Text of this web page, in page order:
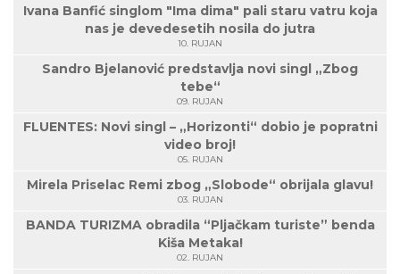
Ivana Banfić singlom "Ima dima" pali staru vatru koja
nas je devedesetih nosila do jutra
10. RUJAN
Sandro Bjelanović predstavlja novi singl „Zbog
tebe“
09. RUJAN
FLUENTES: Novi singl – „Horizonti“ dobio je popratni
video broj!
05. RUJAN
Mirela Priselac Remi zbog „Slobode“ obrijala glavu!
03. RUJAN
BANDA TURIZMA obradila “Pljačkam turiste” benda
Kiša Metaka!
02. RUJAN